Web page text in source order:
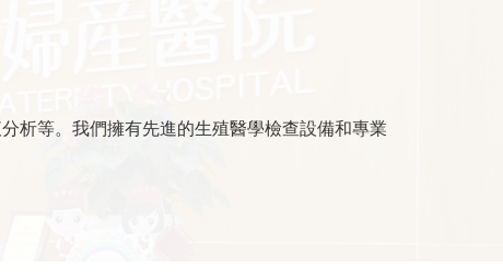
析等。我們擁有先進的生殖醫學檢查設備和專業